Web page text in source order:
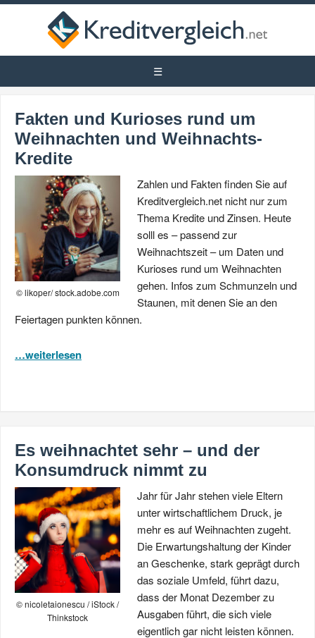
Fakten und Kurioses rund um
Weihnachten und Weihnachts-
Kredite
© likoper/ stock.adobe.com
Zahlen und Fakten finden Sie auf
Kreditvergleich.net nicht nur zum
Thema Kredite und Zinsen. Heute
solll es – passend zur
Weihnachtszeit – um Daten und
Kurioses rund um Weihnachten
gehen. Infos zum Schmunzeln und
Staunen, mit denen Sie an den
Feiertagen punkten können.
…weiterlesen
Es weihnachtet sehr – und der
Konsumdruck nimmt zu
© nicoletaionescu / iStock /
Thinkstock
Jahr für Jahr stehen viele Eltern
unter wirtschaftlichem Druck, je
mehr es auf Weihnachten zugeht.
Die Erwartungshaltung der Kinder
an Geschenke, stark geprägt durch
das soziale Umfeld, führt dazu,
dass der Monat Dezember zu
Ausgaben führt, die sich viele
eigentlich gar nicht leisten können.